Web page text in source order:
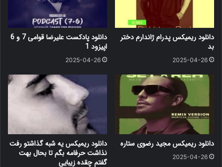
دانلود ریمیکس پدرام ژاندارم دختر
بد
2025-04-26
دانلود پادکست علیرضا قوامی 7 و 6
اپیزود 1
2025-04-26
دانلود ریمیکس مجید رضوی ستاره
2025-04-26
دانلود ریمیکس یه شبه گذاشتو رفت
نذاشت حرفامه بگم تا بحال بهت
گفتم چقده زیبایی